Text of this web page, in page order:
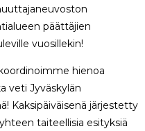
päättäjien
vuosillekin!
hienoa
veti Jyväskylän
Kaksipäiväisenä järjestetty
taiteellisia esityksiä